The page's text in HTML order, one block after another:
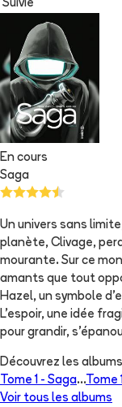
Suivie
En cours
Saga
Un univers sans
planète, Clivage,
mourante. Sur ce
amants que tout
Hazel, un symbole
L'espoir, une idée
pour grandir,
Découvrez les
Tome 1 - Saga...Tome
Voir tous les albums